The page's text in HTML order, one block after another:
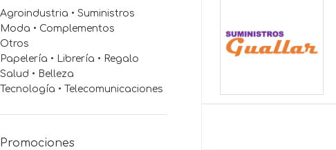
Agroindustria • Suministros
Moda • Complementos
Otros
Papelería • Librería • Regalo
Salud • Belleza
Tecnología • Telecomunicaciones
Promociones